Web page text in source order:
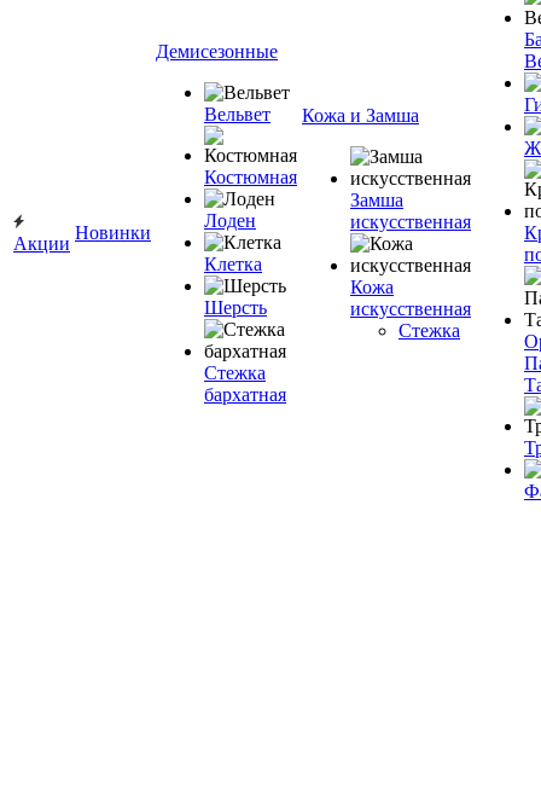
Акции
Новинки
Демисезонные
Вельвет
Костюмная
Лоден
Клетка
Шерсть
Стежка
бархатная
Кожа и Замша
Замша
искусственная
Кожа
искусственная
Стежка